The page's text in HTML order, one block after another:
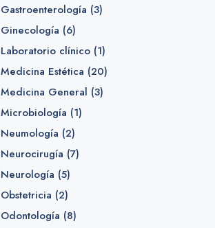
Gastroenterología (3)
Ginecología (6)
Laboratorio clínico(1)
Medicina Estética (20)
Medicina General (3)
Microbiología (1)
Neumología (2)
Neurocirugía (7)
Neurología (5)
Obstetricia (2)
Odontología (8)